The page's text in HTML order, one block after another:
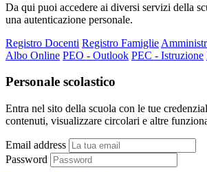
Da qui puoi accedere ai diversi servizi della
una autenticazione personale.
Registro Docenti Registro Famiglie
Albo Online PEO - Outlook PEC - Istruzione
Personale scolastico
Entra nel sito della scuola con le tue
contenuti, visualizzare circolari e altre
Email address
Password